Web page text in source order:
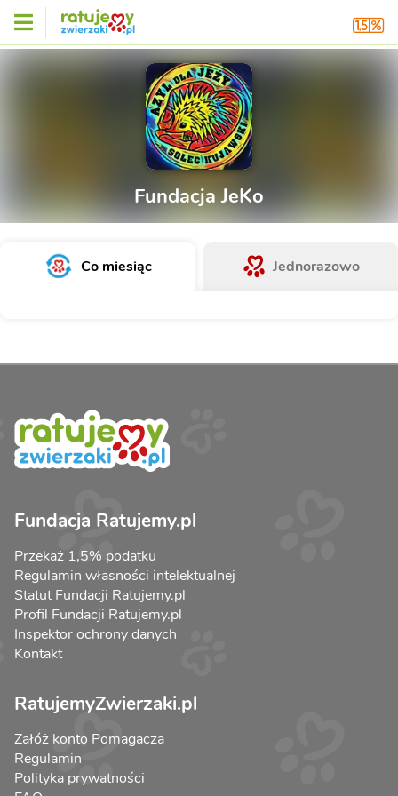
Fundacja JeKo
Co miesiąc Jednorazowo
Fundacja Ratujemy.pl
Przekaż 1,5% podatku
Regulamin własności intelektualnej
Statut Fundacji Ratujemy.pl
Profil Fundacji Ratujemy.pl
Inspektor ochrony danych
Kontakt
RatujemyZwierzaki.pl
Załóż konto Pomagacza
Regulamin
Polityka prywatności